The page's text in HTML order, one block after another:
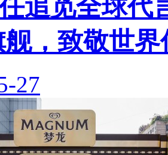
追觅全球代
，致敬世界
27